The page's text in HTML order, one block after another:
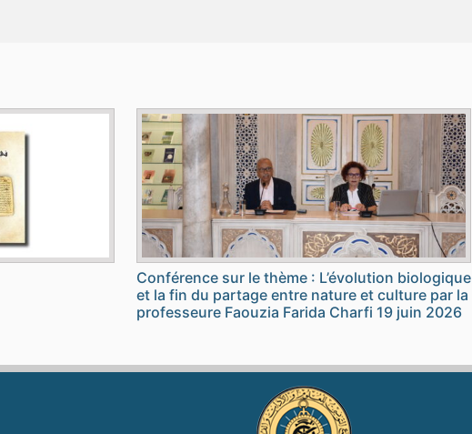
Conférence sur le thème : L’évolution biologique
et la fin du partage entre nature et culture par la
professeure Faouzia Farida Charfi 19 juin 2026